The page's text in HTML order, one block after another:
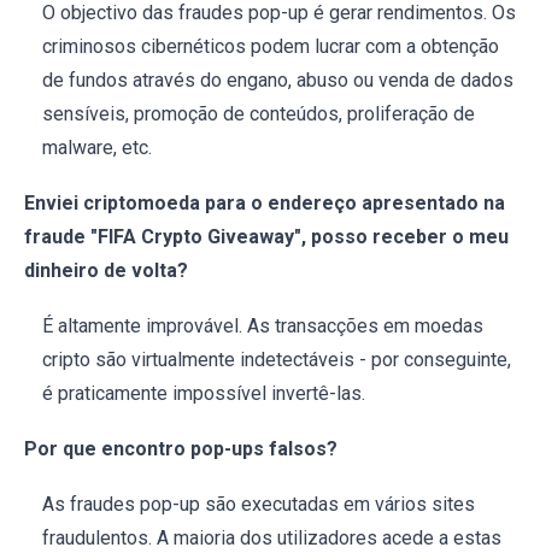
O objectivo das fraudes pop-up é gerar rendimentos. Os
criminosos cibernéticos podem lucrar com a obtenção
de fundos através do engano, abuso ou venda de dados
sensíveis, promoção de conteúdos, proliferação de
malware, etc.
Enviei criptomoeda para o endereço apresentado na
fraude "FIFA Crypto Giveaway", posso receber o meu
dinheiro de volta?
É altamente improvável. As transacções em moedas
cripto são virtualmente indetectáveis - por conseguinte,
é praticamente impossível invertê-las.
Por que encontro pop-ups falsos?
As fraudes pop-up são executadas em vários sites
fraudulentos. A maioria dos utilizadores acede a estas